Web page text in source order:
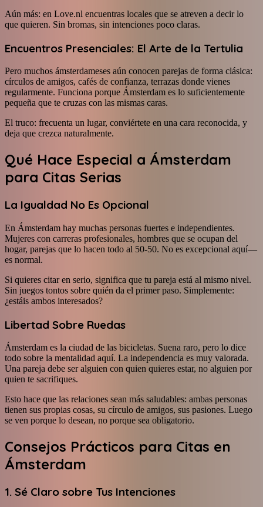
Aún más: en Love.nl encuentras locales que se atreven a decir lo
que quieren. Sin bromas, sin intenciones poco claras.
Encuentros Presenciales: El Arte de la Tertulia
Pero muchos ámsterdameses aún conocen parejas de forma clásica:
círculos de amigos, cafés de confianza, terrazas donde vienes
regularmente. Funciona porque Ámsterdam es lo suficientemente
pequeña que te cruzas con las mismas caras.
El truco: frecuenta un lugar, conviértete en una cara reconocida, y
deja que crezca naturalmente.
Qué Hace Especial a Ámsterdam
para Citas Serias
La Igualdad No Es Opcional
En Ámsterdam hay muchas personas fuertes e independientes.
Mujeres con carreras profesionales, hombres que se ocupan del
hogar, parejas que lo hacen todo al 50-50. No es excepcional aquí—
es normal.
Si quieres citar en serio, significa que tu pareja está al mismo nivel.
Sin juegos tontos sobre quién da el primer paso. Simplemente:
¿estáis ambos interesados?
Libertad Sobre Ruedas
Ámsterdam es la ciudad de las bicicletas. Suena raro, pero lo dice
todo sobre la mentalidad aquí. La independencia es muy valorada.
Una pareja debe ser alguien con quien quieres estar, no alguien por
quien te sacrifiques.
Esto hace que las relaciones sean más saludables: ambas personas
tienen sus propias cosas, su círculo de amigos, sus pasiones. Luego
se ven porque lo desean, no porque sea obligatorio.
Consejos Prácticos para Citas en
Ámsterdam
1. Sé Claro sobre Tus Intenciones